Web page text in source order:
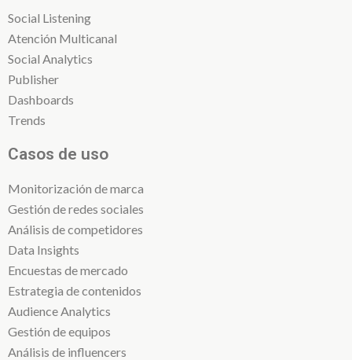
Social Listening
Atención Multicanal
Social Analytics
Publisher
Dashboards
Trends
Casos de uso
Monitorización de marca
Gestión de redes sociales
Análisis de competidores
Data Insights
Encuestas de mercado
Estrategia de contenidos
Audience Analytics
Gestión de equipos
Análisis de influencers